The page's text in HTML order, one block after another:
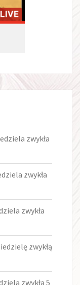
zwykła
zwykła
zwykła
zwykłą
zwykła 5